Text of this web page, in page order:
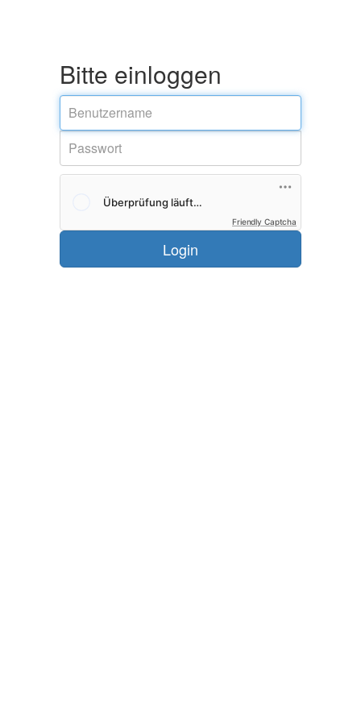
Bitte einloggen
Friendly Captcha
Login